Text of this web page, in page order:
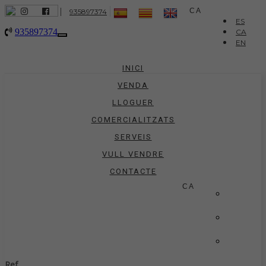
CA
ES
CA
EN
935897374
|
935897374
Toggle
INICI
VENDA
LLOGUER
COMERCIALITZATS
SERVEIS
VULL VENDRE
CONTACTE
CA